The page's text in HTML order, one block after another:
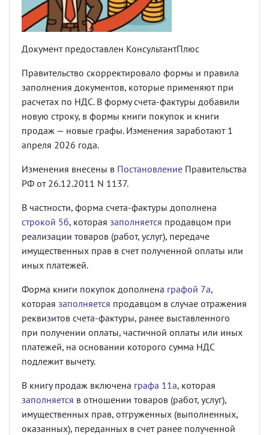
Документ предоставлен КонсультантПлюс
Правительство скорректировало формы и правила
заполнения документов, которые применяют при
расчетах по НДС. В форму счета-фактуры добавили
новую строку, в формы книги покупок и книги
продаж — новые графы. Изменения заработают 1
апреля 2026 года.
Изменения внесены в Постановление Правительства
РФ от 26.12.2011 N 1137.
В частности, форма счета-фактуры дополнена
строкой 5б, которая заполняется продавцом при
реализации товаров (работ, услуг), передаче
имущественных прав в счет полученной оплаты или
иных платежей.
Форма книги покупок дополнена графой 7а,
которая заполняется продавцом в случае отражения
реквизитов счета-фактуры, ранее выставленного
при получении оплаты, частичной оплаты или иных
платежей, на основании которого сумма НДС
подлежит вычету.
В книгу продаж включена графа 11а, которая
заполняется в отношении товаров (работ, услуг),
имущественных прав, отгруженных (выполненных,
оказанных), переданных в счет ранее полученной